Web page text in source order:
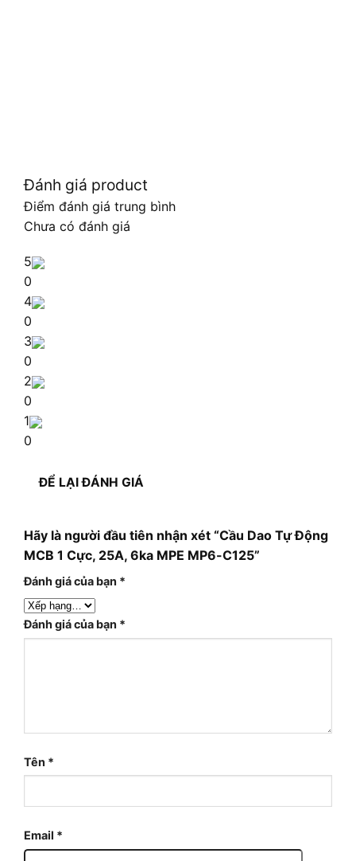
Đánh giá product
Điểm đánh giá trung bình
Chưa có đánh giá
5
0
4
0
3
0
2
0
1
0
ĐỂ LẠI ĐÁNH GIÁ
Hãy là người đầu tiên nhận xét “Cầu Dao Tự Động
MCB 1 Cực, 25A, 6ka MPE MP6-C125”
Đánh giá của bạn *
Đánh giá của bạn *
Tên *
Email *